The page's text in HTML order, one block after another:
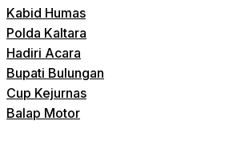
Kabid Humas
Polda Kaltara
Hadiri Acara
Bupati Bulungan
Cup Kejurnas
Balap Motor